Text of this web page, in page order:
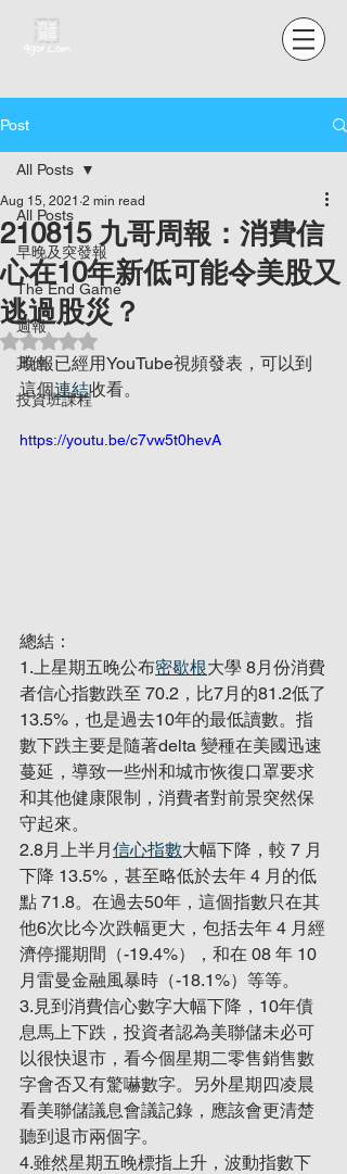
Post
All Posts
早晚及突發報
The End Game
週報
其他
投資班課程
All Posts
210815 九哥周報：消費信
心在10年新低可能令美股又
逃過股災？
Aug 15, 2021 2 min read
Rated NaN out of 5 stars.
晚報已經用YouTube視頻發表，可以到
這個連結收看。
https://youtu.be/c7vw5t0hevA
總結：
1.上星期五晚公布密歇根大學 8月份消費
者信心指數跌至 70.2，比7月的81.2低了
13.5%，也是過去10年的最低讀數。指
數下跌主要是隨著delta 變種在美國迅速
蔓延，導致一些州和城市恢復口罩要求
和其他健康限制，消費者對前景突然保
守起來。
2.8月上半月信心指數大幅下降，較 7 月
下降 13.5%，甚至略低於去年 4 月的低
點 71.8。在過去50年，這個指數只在其
他6次比今次跌幅更大，包括去年 4 月經
濟停擺期間（-19.4%），和在 08 年 10
月雷曼金融風暴時（-18.1%）等等。
3.見到消費信心數字大幅下降，10年債
息馬上下跌，投資者認為美聯儲未必可
以很快退市，看今個星期二零售銷售數
字會否又有驚嚇數字。另外星期四凌晨
看美聯儲議息會議記錄，應該會更清楚
聽到退市兩個字。
4.雖然星期五晚標指上升，波動指數下